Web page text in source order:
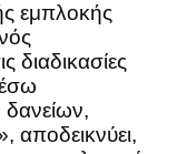
εμπλοκής
διαδικασίες
δανείων,